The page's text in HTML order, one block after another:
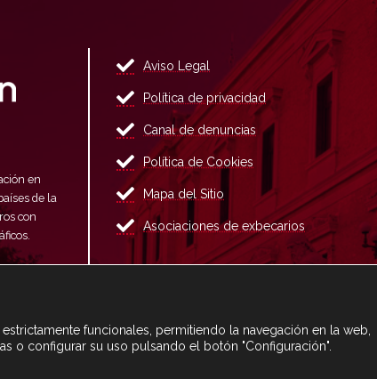
en
de la
con
Aviso Legal
Política de privacidad
Canal de denuncias
Política de Cookies
Mapa del Sitio
Asociaciones de exbecarios
funcionales, permitiendo la navegación en la web,
o configurar su uso pulsando el botón "Configuración".